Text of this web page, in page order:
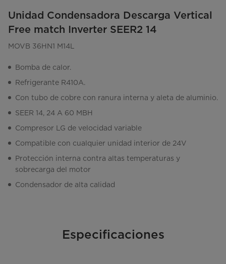
Unidad Condensadora Descarga Vertical
Free match Inverter SEER2 14
MOVB 36HN1 M14L
Bomba de calor.
Refrigerante R410A.
Con tubo de cobre con ranura interna y aleta de aluminio.
SEER 14, 24 A 60 MBH
Compresor LG de velocidad variable
Compatible con cualquier unidad interior de 24V
Protección interna contra altas temperaturas y
sobrecarga del motor
Condensador de alta calidad
Especificaciones